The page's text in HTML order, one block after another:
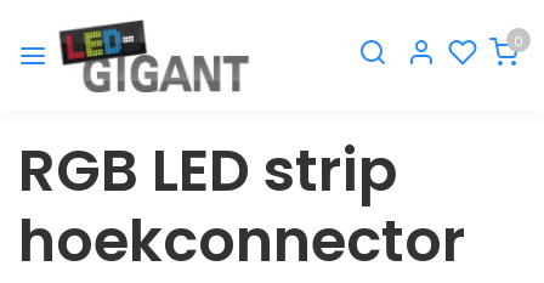
0
RGB LED strip
hoekconnector